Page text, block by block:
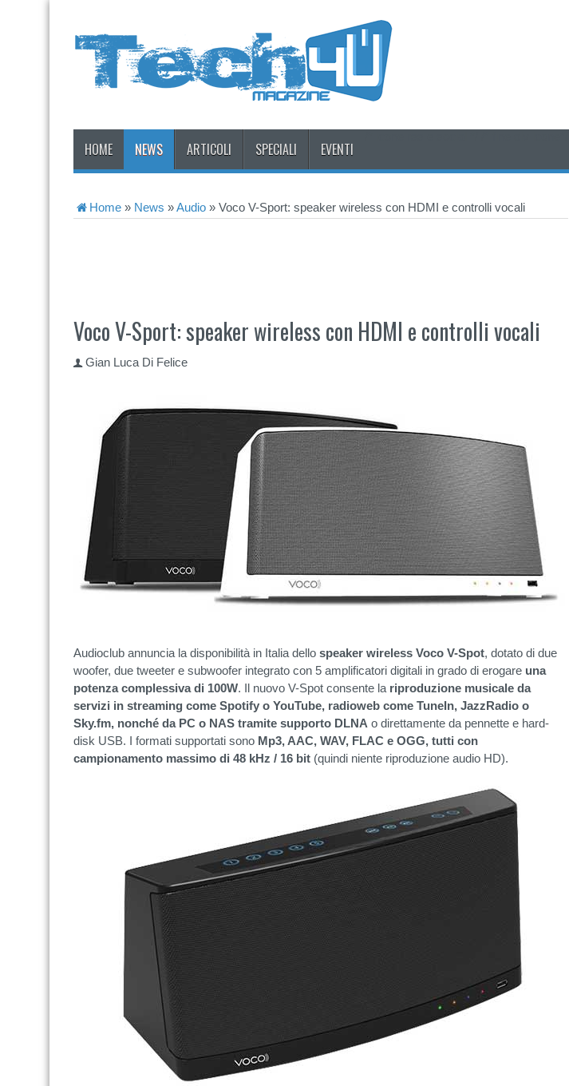
HOME NEWS ARTICOLI SPECIALI EVENTI
Home » News »Audio » Voco V-Sport: speaker wireless con HDMI e controlli vocali
Voco V-Sport: speaker wireless con HDMI e controlli vocali
Gian Luca Di Felice
Audioclub annuncia la disponibilità in Italia dello speaker wireless Voco V-Spot, dotato di due
woofer, due tweeter e subwoofer integrato con 5 amplificatori digitali in grado di erogare una
potenza complessiva di 100W. Il nuovo V-Spot consente la riproduzione musicale da
servizi in streaming come Spotify o YouTube, radioweb come TuneIn, JazzRadio o
Sky.fm, nonché da PC o NAS tramite supporto DLNA o direttamente da pennette e hard-
disk USB. I formati supportati sono Mp3, AAC, WAV, FLAC e OGG, tutti con
campionamento massimo di 48 kHz / 16 bit (quindi niente riproduzione audio HD).